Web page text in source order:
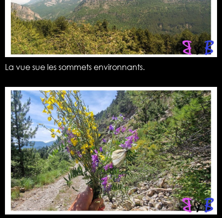
La vue sue les sommets environnants.